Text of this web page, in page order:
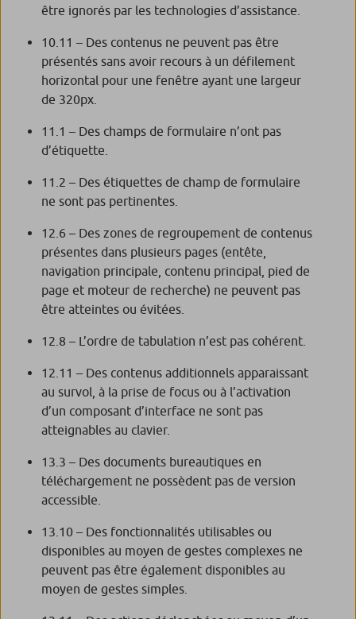
être ignorés par les technologies d’assistance.
10.11 – Des contenus ne peuvent pas être
présentés sans avoir recours à un défilement
horizontal pour une fenêtre ayant une largeur
de 320px.
11.1 – Des champs de formulaire n’ont pas
d’étiquette.
11.2 – Des étiquettes de champ de formulaire
ne sont pas pertinentes.
12.6 – Des zones de regroupement de contenus
présentes dans plusieurs pages (entête,
navigation principale, contenu principal, pied de
page et moteur de recherche) ne peuvent pas
être atteintes ou évitées.
12.8 – L’ordre de tabulation n’est pas cohérent.
12.11 – Des contenus additionnels apparaissant
au survol, à la prise de focus ou à l’activation
d’un composant d’interface ne sont pas
atteignables au clavier.
13.3 – Des documents bureautiques en
téléchargement ne possèdent pas de version
accessible.
13.10 – Des fonctionnalités utilisables ou
disponibles au moyen de gestes complexes ne
peuvent pas être également disponibles au
moyen de gestes simples.